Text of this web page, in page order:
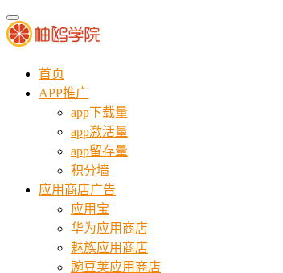
首页
APP推广
app下载量
app激活量
app留存量
积分墙
应用商店广告
应用宝
华为应用商店
魅族应用商店
豌豆荚应用商店